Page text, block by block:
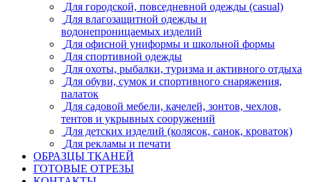
Для городской, повседневной одежды (casual)
Для влагозащитной одежды и
водонепроницаемых изделий
Для офисной униформы и школьной формы
Для спортивной одежды
Для охоты, рыбалки, туризма и активного отдыха
Для обуви, сумок и спортивного снаряжения,
палаток
Для садовой мебели, качелей, зонтов, чехлов,
тентов и укрывных сооружений
Для детских изделий (колясок, санок, кроваток)
Для рекламы и печати
ОБРАЗЦЫ ТКАНЕЙ
ГОТОВЫЕ ОТРЕЗЫ